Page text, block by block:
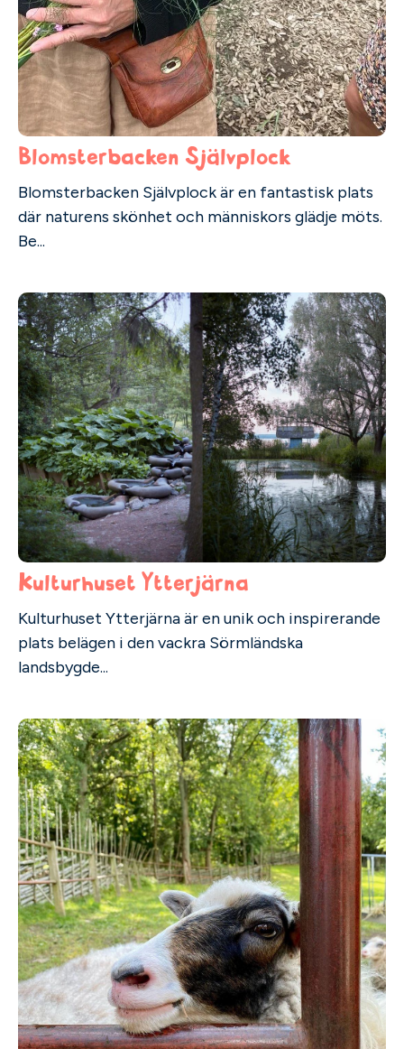
Blomsterbacken Självplock
Blomsterbacken Självplock är en fantastisk plats
där naturens skönhet och människors glädje möts.
Be...
Kulturhuset Ytterjärna
Kulturhuset Ytterjärna är en unik och inspirerande
plats belägen i den vackra Sörmländska
landsbygde...